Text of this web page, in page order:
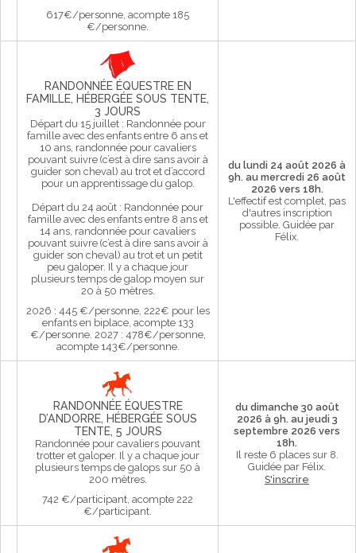
617€/personne, acompte 185
€/personne.
RANDONNÉE ÉQUESTRE EN
FAMILLE, HÉBERGÉE SOUS TENTE,
3 JOURS
Départ du 15 juillet : Randonnée pour
famille avec des enfants entre 6 ans et
10 ans, randonnée pour cavaliers
pouvant suivre (c’est à dire sans avoir à
guider son cheval) au trot et d’accord
pour un apprentissage du galop.
Départ du 24 août : Randonnée pour
famille avec des enfants entre 8 ans et
14 ans, randonnée pour cavaliers
pouvant suivre (c’est à dire sans avoir à
guider son cheval) au trot et un petit
peu galoper. Il y a chaque jour
plusieurs temps de galop moyen sur
20 à 50 mètres.
2026 : 445 €/personne, 222€ pour les
enfants en biplace, acompte 133
€/personne. 2027 : 478€/personne,
acompte 143€/personne.
du lundi 24 août 2026 à
9h. au mercredi 26 août
2026 vers 18h.
L'effectif est complet, pas
d'autres inscription
possible. Guidée par
Félix.
RANDONNÉE ÉQUESTRE
D’ANDORRE, HÉBERGÉE SOUS
TENTE, 5 JOURS
Randonnée pour cavaliers pouvant
trotter et galoper. Il y a chaque jour
plusieurs temps de galops sur 50 à
200 mètres.
742 €/participant, acompte 222
€/participant.
du dimanche 30 août
2026 à 9h. au jeudi 3
septembre 2026 vers
18h.
Il reste 6 places sur 8.
Guidée par Félix.
S'inscrire